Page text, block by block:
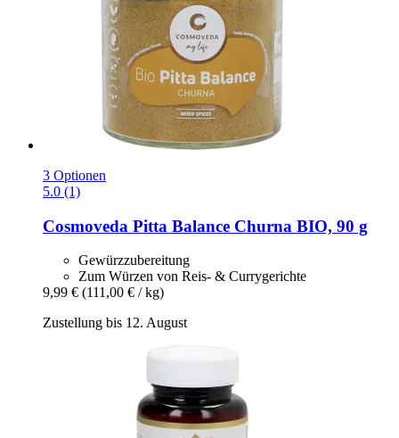
3 Optionen
5.0 (1)
Cosmoveda Pitta Balance Churna BIO, 90 g
Gewürzzubereitung
Zum Würzen von Reis- & Currygerichte
9,99 € (111,00 € / kg)
Zustellung bis 12. August